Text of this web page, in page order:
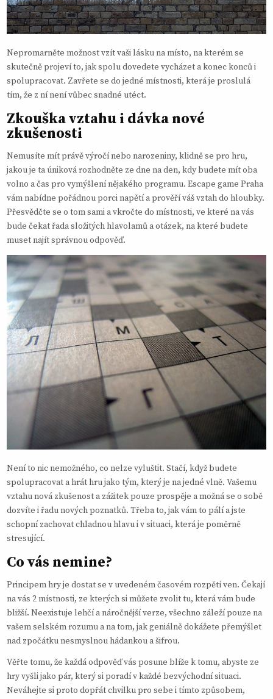
Nepromarněte možnost vzít vaši lásku na místo, na kterém se
skutečně projeví to, jak spolu dovedete vycházet a konec konců i
spolupracovat. Zavřete se do jedné místnosti, která je proslulá
tím, že z ní není vůbec snadné utéct.
Zkouška vztahu i dávka nové
zkušenosti
Nemusíte mít právě výročí nebo narozeniny, klidně se pro hru,
jakou je ta úniková rozhodněte ze dne na den, kdy budete mít oba
volno a čas pro vymýšlení nějakého programu.Escape game Praha
vám nabídne pořádnou porci napětí a prověří váš vztah do hloubky.
Přesvědčte se o tom sami a vkročte do místnosti, ve které na vás
bude čekat řada složitých hlavolamů a otázek, na které budete
muset najít správnou odpověď.
Není to nic nemožného, co nelze vyluštit. Stačí, když budete
spolupracovat a hrát hru jako tým, který je na jedné vlně. Vašemu
vztahu nová zkušenost a zážitek pouze prospěje a možná se o sobě
dozvíte i řadu nových poznatků. Třeba to, jak vám to pálí a jste
schopní zachovat chladnou hlavu i v situaci, která je poměrně
stresující.
Co vás nemine?
Principem hry je dostat se v uvedeném časovém rozpětí ven. Čekají
na vás 2 místnosti, ze kterých si můžete zvolit tu, která vám bude
bližší. Neexistuje lehčí a náročnější verze, všechno záleží pouze na
vašem selském rozumu a na tom, jak geniálně dokážete přemýšlet
nad zpočátku nesmyslnou hádankou a šifrou.
Věřte tomu, že každá odpověď vás posune blíže k tomu, abyste ze
hry vyšli jako pár, který si poradí v každé bezvýchodní situaci.
Neváhejte si proto dopřát chvilku pro sebe i tímto způsobem,